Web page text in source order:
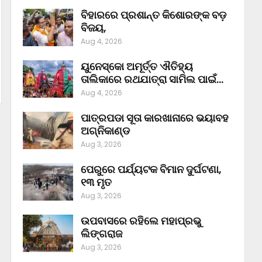
ବିହାରରେ ପ୍ରଶାନ୍ତ କିଶୋରଙ୍କ ବଡ଼
ବିଜୟ,
Aug 4, 2026
ୟୁନେସ୍କୋ ଅମୂର୍ତ୍ତ ଐତିହ୍ୟ
ତାଲିକାରେ ରଥଯାତ୍ରା ସାମିଲ ପାଇଁ…
Aug 4, 2026
ପାତ୍ରପଡା ସୂତା କାରଖାନାରେ ଭୟାବହ
ଅଗ୍ନିକାଣ୍ଡ
Aug 3, 2026
ପେରୁରେ ପର୍ଯ୍ୟଟକ ବିମାନ ଦୁର୍ଘଟଣା,
୧୩ ମୃତ
Aug 3, 2026
ଉପବାସରେ ରହିଲେ ମହାପ୍ରଭୁ
ଲିଙ୍ଗରାଜ
Aug 3, 2026